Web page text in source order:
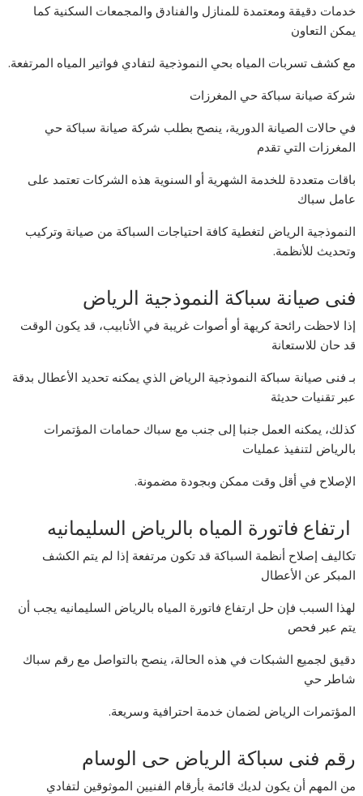
خدمات دقيقة ومعتمدة للمنازل والفنادق والمجمعات السكنية كما
يمكن التعاون
مع كشف تسربات المياه بحي النموذجية لتفادي فواتير المياه المرتفعة.
شركة صيانة سباكة حي المغرزات
في حالات الصيانة الدورية، ينصح بطلب شركة صيانة سباكة حي
المغرزات التي تقدم
باقات متعددة للخدمة الشهرية أو السنوية هذه الشركات تعتمد على
عامل سباك
النموذجية الرياض لتغطية كافة احتياجات السباكة من صيانة وتركيب
وتحديث للأنظمة.
فنى صيانة سباكة النموذجية الرياض
إذا لاحظت رائحة كريهة أو أصوات غريبة في الأنابيب، قد يكون الوقت
قد حان للاستعانة
بـ فنى صيانة سباكة النموذجية الرياض الذي يمكنه تحديد الأعطال بدقة
عبر تقنيات حديثة
كذلك، يمكنه العمل جنبا إلى جنب مع سباك حمامات المؤتمرات
بالرياض لتنفيذ عمليات
الإصلاح في أقل وقت ممكن وبجودة مضمونة.
ارتفاع فاتورة المياه بالرياض السليمانيه
تكاليف إصلاح أنظمة السباكة قد تكون مرتفعة إذا لم يتم الكشف
المبكر عن الأعطال
لهذا السبب فإن حل ارتفاع فاتورة المياه بالرياض السليمانيه يجب أن
يتم عبر فحص
دقيق لجميع الشبكات في هذه الحالة، ينصح بالتواصل مع رقم سباك
شاطر حي
المؤتمرات الرياض لضمان خدمة احترافية وسريعة.
رقم فنى سباكة الرياض حى الوسام
من المهم أن يكون لديك قائمة بأرقام الفنيين الموثوقين لتفادي